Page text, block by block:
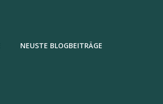
NEUSTE BLOGBEITRÄGE